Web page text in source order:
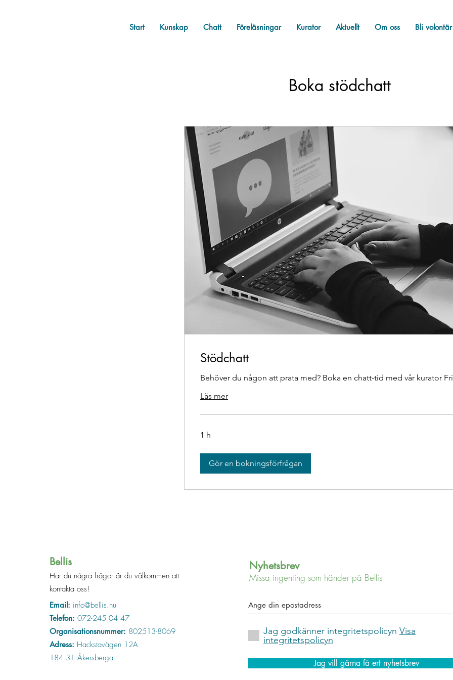
Start Kunskap Chatt Föreläsningar Kurator Aktuellt Om oss Bli volontär
Boka stödchatt
Stödchatt
Behöver du någon att prata med? Boka en chatt-tid med vår kurator
Läs mer
1 h
Gör en bokningsförfrågan
Bellis
Har du några frågor är du välkommen att
kontakta oss!
Email: info@bellis.nu
Telefon: 072-245 04 47
Organisationsnummer: 802513-8069
Adress: Hackstavägen 12A
184 31 Åkersberga
Nyhetsbrev
Missa ingenting som händer på Bellis
Jag godkänner integritetspolicyn Visa
integritetspolicyn
Jag vill gärna få ert nyhetsbrev